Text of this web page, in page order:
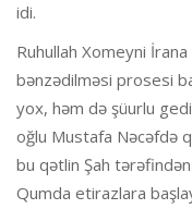
idi.
Ruhullah Xomeyni
bənzədilməsi prosesi
yox, həm də şüurlu
oğlu Mustafa Nəcəfdə
bu qətlin Şah
Qumda etirazlara